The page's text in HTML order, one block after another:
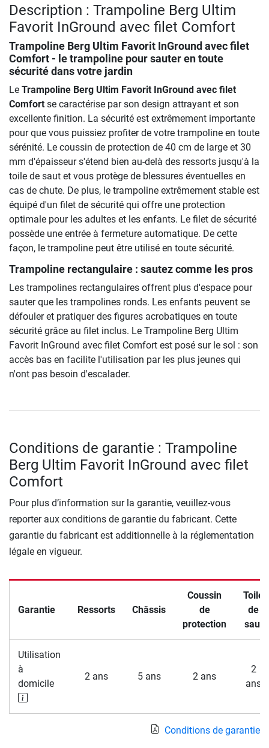
Description : Trampoline Berg Ultim
Favorit InGround avec filet Comfort
Trampoline Berg Ultim Favorit InGround avec filet
Comfort - le trampoline pour sauter en toute
sécurité dans votre jardin
Le Trampoline Berg Ultim Favorit InGround avec filet
Comfort se caractérise par son design attrayant et son
excellente finition. La sécurité est extrêmement importante
pour que vous puissiez profiter de votre trampoline en toute
sérénité. Le coussin de protection de 40 cm de large et 30
mm d'épaisseur s'étend bien au-delà des ressorts jusqu'à la
toile de saut et vous protège de blessures éventuelles en
cas de chute. De plus, le trampoline extrêmement stable est
équipé d'un filet de sécurité qui offre une protection
optimale pour les adultes et les enfants. Le filet de sécurité
possède une entrée à fermeture automatique. De cette
façon, le trampoline peut être utilisé en toute sécurité.
Trampoline rectangulaire : sautez comme les pros
Les trampolines rectangulaires offrent plus d'espace pour
sauter que les trampolines ronds. Les enfants peuvent se
défouler et pratiquer des figures acrobatiques en toute
sécurité grâce au filet inclus. Le Trampoline Berg Ultim
Favorit InGround avec filet Comfort est posé sur le sol : son
accès bas en facilite l'utilisation par les plus jeunes qui
n'ont pas besoin d'escalader.
Conditions de garantie : Trampoline
Berg Ultim Favorit InGround avec filet
Comfort
Pour plus d’information sur la garantie, veuillez-vous
reporter aux conditions de garantie du fabricant. Cette
garantie du fabricant est additionnelle à la réglementation
légale en vigueur.
Garantie Ressorts Châssis
Coussin
de
protection
Toile
de
saut
Utilisation
à
domicile
2 ans 5 ans 2 ans
2
ans
Conditions de garantie